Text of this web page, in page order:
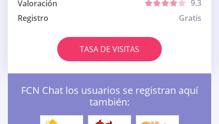
Valoración
9.3
Registro
Gratis
TASA DE VISITAS
FCN Chat los usuarios se registran aquí
también: